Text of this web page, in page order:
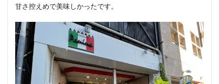
甘さ控えめで美味しかったです。